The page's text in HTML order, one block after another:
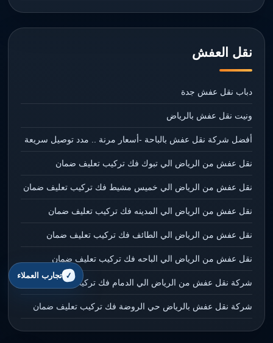
نقل العفش
دباب نقل عفش جدة
ونيت نقل عفش بالرياض
أفضل شركة نقل عفش بالباحة -أسعار مرنة .. مدد توصيل سريعة
نقل عفش من الرياض الي تبوك فك تركيب تعليف ضمان
نقل عفش من الرياض الي خميس مشيط فك تركيب تعليف ضمان
نقل عفش من الرياض الي المدينه فك تركيب تعليف ضمان
نقل عفش من الرياض الي الطائف فك تركيب تعليف ضمان
نقل عفش من الرياض الي الباحه فك تركيب تعليف ضمان
شركة نقل عفش من الرياض الي الدمام فك تركيب تعليف ضمان
شركة نقل عفش بالرياض حي الروضة فك تركيب تعليف ضمان
تجارب العملاء